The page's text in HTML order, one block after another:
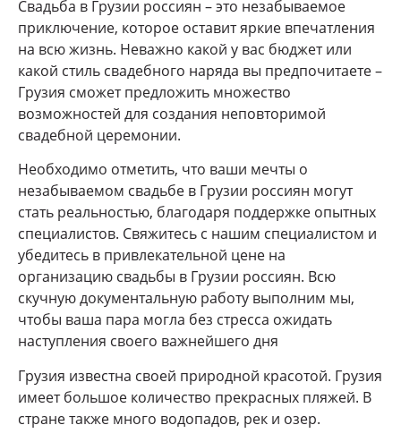
Свадьба в Грузии россиян – это незабываемое
приключение, которое оставит яркие впечатления
на всю жизнь. Неважно какой у вас бюджет или
какой стиль свадебного наряда вы предпочитаете –
Грузия сможет предложить множество
возможностей для создания неповторимой
свадебной церемонии.
Необходимо отметить, что ваши мечты о
незабываемом свадьбе в Грузии россиян могут
стать реальностью, благодаря поддержке опытных
специалистов. Свяжитесь с нашим специалистом и
убедитесь в привлекательной цене на
организацию свадьбы в Грузии россиян. Всю
скучную документальную работу выполним мы,
чтобы ваша пара могла без стресса ожидать
наступления своего важнейшего дня
Грузия известна своей природной красотой. Грузия
имеет большое количество прекрасных пляжей. В
стране также много водопадов, рек и озер.